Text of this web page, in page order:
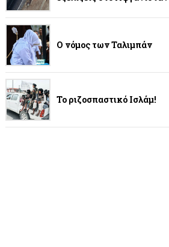
Ο νόμος των Ταλιμπάν
Το ριζοσπαστικό Ισλάμ!